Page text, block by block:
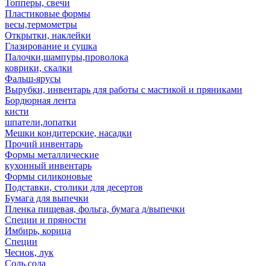
Топперы, свечи
Пластиковые формы
весы,термометры
Открытки, наклейки
Глазирование и сушка
Палочки,шампуры,проволока
коврики, скалки
Фальш-ярусы
Вырубки, инвентарь для работы с мастикой и пряниками
Бордюрная лента
кисти
шпатели,лопатки
Мешки кондитерские, насадки
Прочий инвентарь
Формы металлические
кухонный инвентарь
Формы силиконовые
Подставки, столики для десертов
Бумага для выпечки
Пленка пищевая, фольга, бумага д/выпечки
Специи и пряности
Имбирь, корица
Специи
Чеснок, лук
Соль,сода